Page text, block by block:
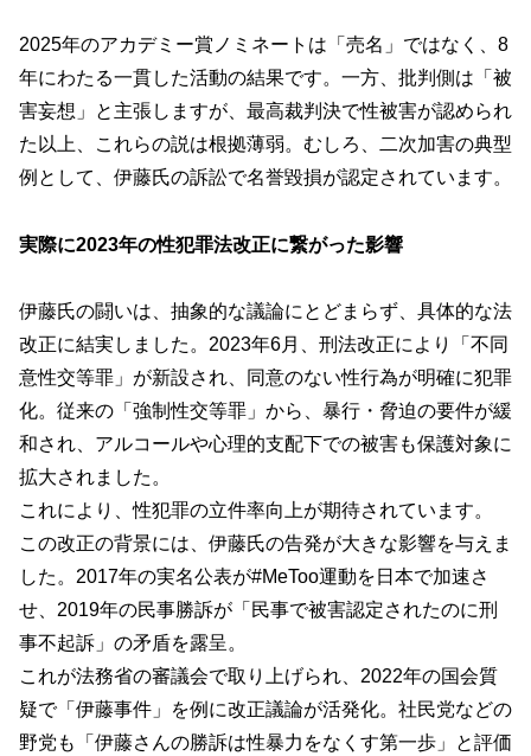
2025年のアカデミー賞ノミネートは「売名」ではなく、8
年にわたる一貫した活動の結果です。一方、批判側は「被
害妄想」と主張しますが、最高裁判決で性被害が認められ
た以上、これらの説は根拠薄弱。むしろ、二次加害の典型
例として、伊藤氏の訴訟で名誉毀損が認定されています。
実際に2023年の性犯罪法改正に繋がった影響
伊藤氏の闘いは、抽象的な議論にとどまらず、具体的な法
改正に結実しました。2023年6月、刑法改正により「不同
意性交等罪」が新設され、同意のない性行為が明確に犯罪
化。従来の「強制性交等罪」から、暴行・脅迫の要件が緩
和され、アルコールや心理的支配下での被害も保護対象に
拡大されました。
これにより、性犯罪の立件率向上が期待されています。
この改正の背景には、伊藤氏の告発が大きな影響を与えま
した。2017年の実名公表が#MeToo運動を日本で加速さ
せ、2019年の民事勝訴が「民事で被害認定されたのに刑
事不起訴」の矛盾を露呈。
これが法務省の審議会で取り上げられ、2022年の国会質
疑で「伊藤事件」を例に改正議論が活発化。社民党などの
野党も「伊藤さんの勝訴は性暴力をなくす第一歩」と評価